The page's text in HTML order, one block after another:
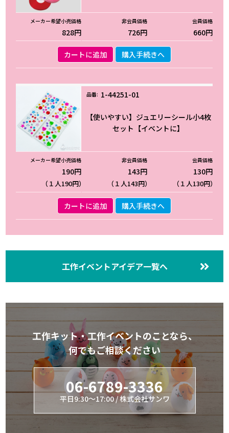
828円 726円 660円
カートに追加 購入手続きへ
1-44251-01
【使いやすい】ジュエリーシール小4枚
セット【イベントに】
190円
（１人190円）
143円
（１人143円）
130円
（１人130円）
カートに追加 購入手続きへ
工作イベントアイデア一覧へ
工作キット・工作イベントのことなら、
何でもご相談ください
06-6789-3336
平日9:30～17:00 / 株式会社サンワ